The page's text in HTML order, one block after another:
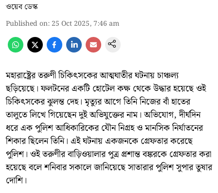
ওয়েব ডেস্ক
Published on: 25 Oct 2025, 7:46 am
মহারাষ্ট্রের তরুণী চিকিৎসকের আত্মঘাতীর ঘটনায় চাঞ্চল্য
ছড়িয়েছে। ফলটনের একটি হোটেল কক্ষ থেকে উদ্ধার হয়েছে ওই
চিকিৎসকের ঝুলন্ত দেহ। মৃত্যুর আগে তিনি নিজের বাঁ হাতের
তালুতে লিখে গিয়েছেন দুই অভিযুক্তের নাম। অভিযোগ, দীর্ঘদিন
ধরে এক পুলিশ আধিকারিকের যৌন নিগ্রহ ও মানসিক নির্যাতনের
শিকার ছিলেন তিনি। এই ঘটনায় একজনকে গ্রেফতার করেছে
পুলিশ। ওই তরুণীর বাড়িওয়ালার পুত্র প্রশান্ত বঙ্করকে গ্রেফতার করা
হয়েছে বলে শনিবার সকালে জানিয়েছে সাতারার পুলিশ সুপার তুষার
দোশি।